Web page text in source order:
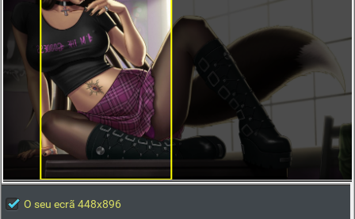
O seu ecrã 448x896